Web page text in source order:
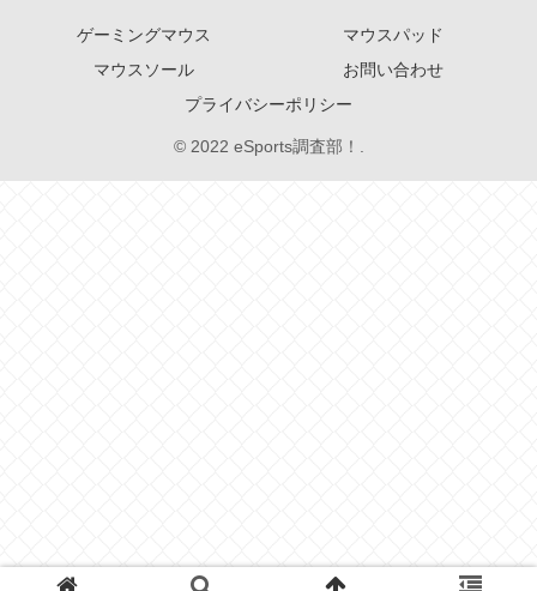
ゲーミングマウス
マウスパッド
マウスソール
お問い合わせ
プライバシーポリシー
© 2022 eSports調査部！.